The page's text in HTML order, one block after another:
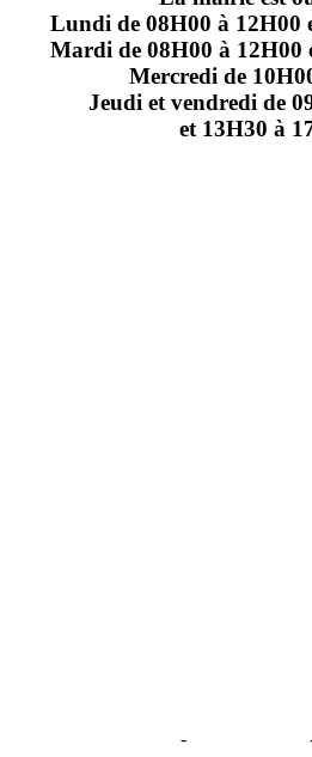
Lundi de 08H00 à 12H00
Mardi de 08H00 à 12H00
Mercredi de
Jeudi et vendredi de
et 13H30 à
-